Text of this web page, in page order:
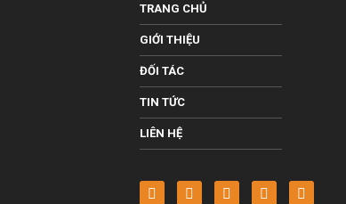
TRANG CHỦ
GIỚI THIỆU
ĐỐI TÁC
TIN TỨC
LIÊN HỆ